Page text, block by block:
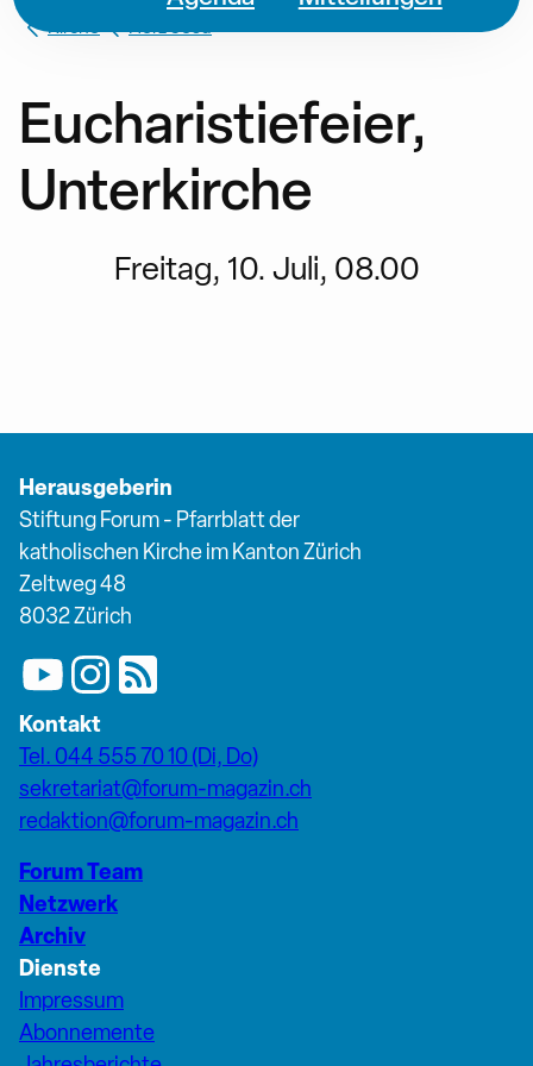
Kirche Herz Jesu
Eucharistiefeier,
Unterkirche
Freitag, 10. Juli, 08.00
Herausgeberin
Stiftung Forum - Pfarrblatt der
katholischen Kirche im Kanton Zürich
Zeltweg 48
8032 Zürich
Kontakt
Tel. 044 555 70 10 (Di, Do)
sekretariat@forum-magazin.ch
redaktion@forum-magazin.ch
Forum Team
Netzwerk
Archiv
Dienste
Impressum
Abonnemente